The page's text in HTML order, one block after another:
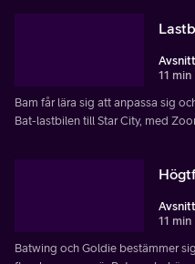
11 min
Bam får lära sig att anpassa sig
Bat-lastbilen till Star City, med
11 min
Batwing och Goldie bestämmer